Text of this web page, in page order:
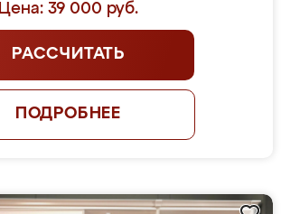
Цена: 39 000 руб.
РАССЧИТАТЬ
ПОДРОБНЕЕ